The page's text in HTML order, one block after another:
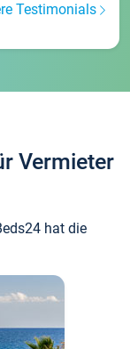
Testimonials
Vermieter
hat die